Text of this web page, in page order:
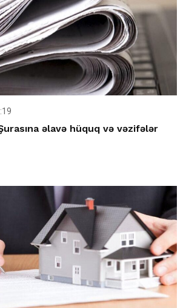
əlavə hüquq və vəzifələr